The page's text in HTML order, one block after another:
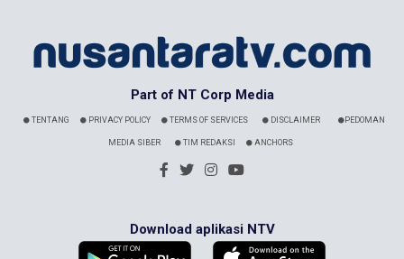
Part of NT Corp Media
TENTANG PRIVACY POLICY TERMS OF SERVICES DISCLAIMER PEDOMAN
MEDIA SIBER TIM REDAKSI ANCHORS
Download aplikasi NTV